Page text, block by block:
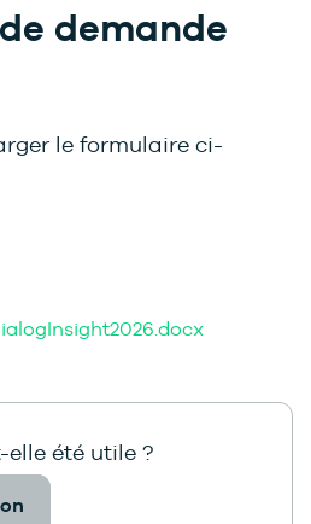
demande
le formulaire ci-
été utile ?